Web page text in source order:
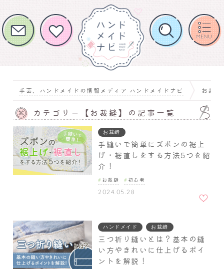
手芸、ハンドメイドの情報メディア ハンドメイドナビ お裁縫
カテゴリー【お裁縫】の記事一覧
お裁縫
手縫いで簡単にズボンの裾上
げ・裾直しをする方法5つを紹
介！
お裁縫 初心者
2024.05.28
入りに
ハンドメイド お裁縫
三つ折り縫いとは？基本の縫
い方やきれいに仕上げるポイ
ントを解説！